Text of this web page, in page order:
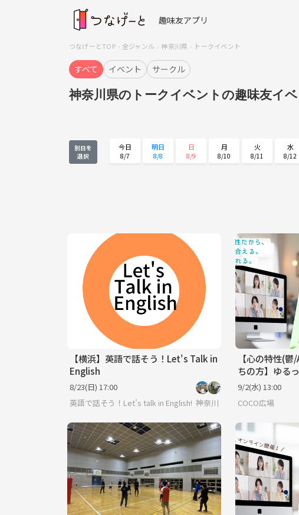
趣味友アプリ
つなげーとTOP 全ジャンル 神奈川県 トークイベント
すべて イベント サークル
神奈川県のトークイベントの趣味友イ
別日を
選択
今日
8/7
明日
8/8
日
8/9
月
8/10
火
8/11
水
8/12
【横浜】英語で話そう！Let's Talk in
English
8/23(日) 17:00
英語で話そう！Let’s talk in English! 神奈川
【心の特性(
ちの方】ゆる
代限定》＠オン
9/2(水) 13:00
COCO広場